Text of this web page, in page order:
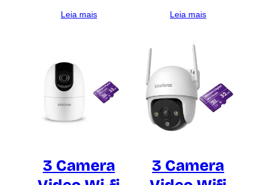
Leia mais Leia mais
3 Camera
3 Camera